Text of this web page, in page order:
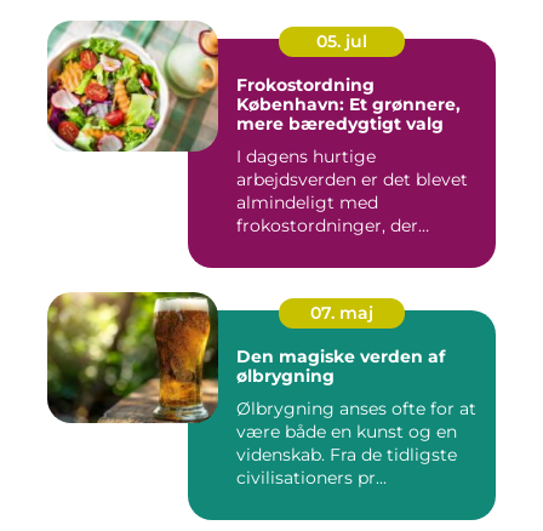
05. jul
Frokostordning
København: Et grønnere,
mere bæredygtigt valg
I dagens hurtige
arbejdsverden er det blevet
almindeligt med
frokostordninger, der
07. maj
Den magiske verden af
ølbrygning
Ølbrygning anses ofte for at
være både en kunst og en
videnskab. Fra de tidligste
civilisationers pr...